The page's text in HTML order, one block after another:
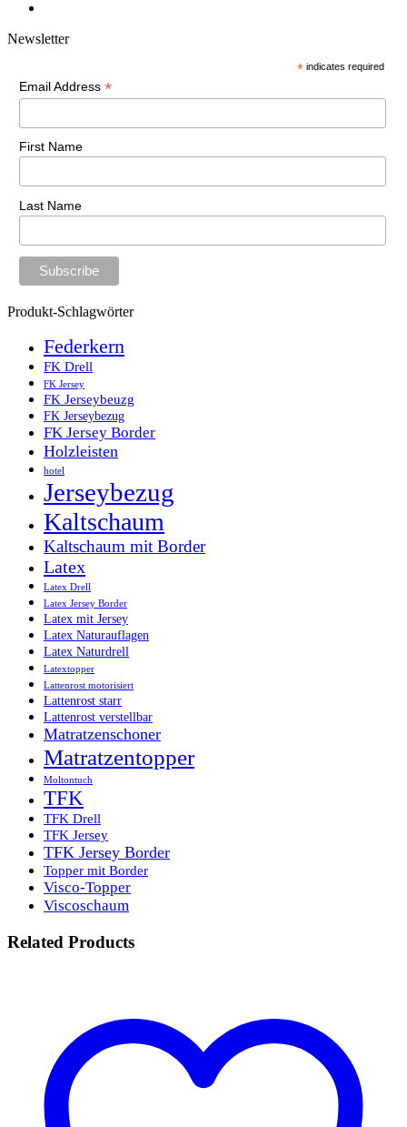
Newsletter
* indicates required
Email Address *
First Name
Last Name
Produkt-Schlagwörter
Federkern
FK Drell
FK Jersey
FK Jerseybeuzg
FK Jerseybezug
FK Jersey Border
Holzleisten
hotel
Jerseybezug
Kaltschaum
Kaltschaum mit Border
Latex
Latex Drell
Latex Jersey Border
Latex mit Jersey
Latex Naturauflagen
Latex Naturdrell
Latextopper
Lattenrost motorisiert
Lattenrost starr
Lattenrost verstellbar
Matratzenschoner
Matratzentopper
Moltontuch
TFK
TFK Drell
TFK Jersey
TFK Jersey Border
Topper mit Border
Visco-Topper
Viscoschaum
Related Products